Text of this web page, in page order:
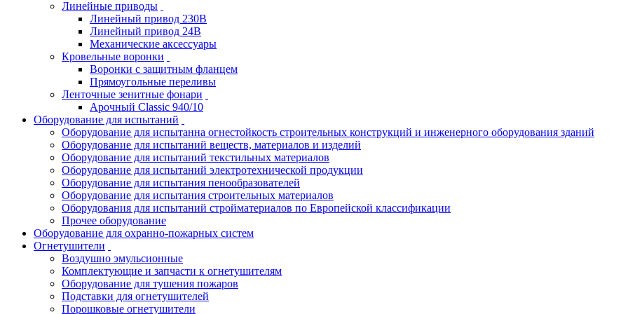
Линейные приводы
Линейный привод 230В
Линейный привод 24В
Механические аксессуары
Кровельные воронки
Воронки с защитным фланцем
Прямоугольные переливы
Ленточные зенитные фонари
Арочный Classic 940/10
Оборудование для испытаний
Оборудование для испытанна огнестойкость строительных конструкций и инженерного оборудования зданий
Оборудование для испытаний веществ, материалов и изделий
Оборудование для испытаний текстильных материалов
Оборудование для испытаний электротехнической продукции
Оборудование для испытания пенообразователей
Оборудование для испытания строительных материалов
Оборудования для испытаний стройматериалов по Европейской классификации
Прочее оборудование
Оборудование для охранно-пожарных систем
Огнетушители
Воздушно эмульсионные
Комплектующие и запчасти к огнетушителям
Оборудование для тушения пожаров
Подставки для огнетушителей
Порошковые огнетушители